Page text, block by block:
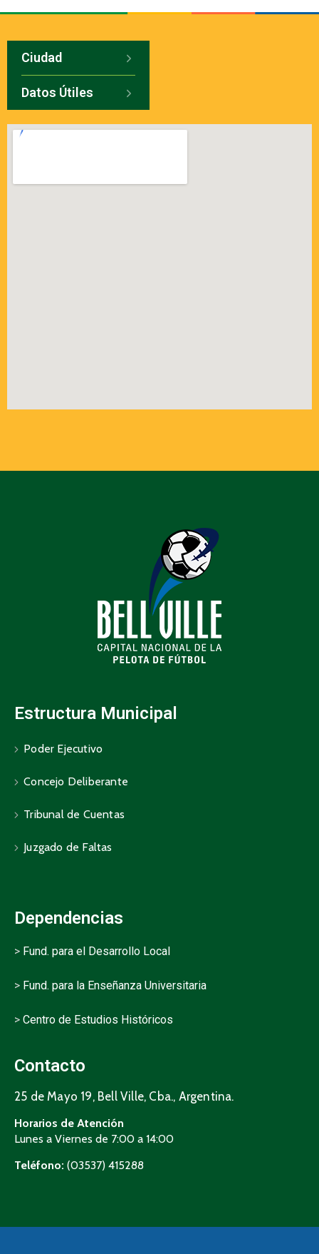
Ciudad
Datos Útiles
Estructura Municipal
Poder Ejecutivo
Concejo Deliberante
Tribunal de Cuentas
Juzgado de Faltas
Dependencias
> Fund. para el Desarrollo Local
> Fund. para la Enseñanza Universitaria
> Centro de Estudios Históricos
Contacto
25 de Mayo 19, Bell Ville, Cba., Argentina.
Horarios de Atención
Lunes a Viernes de 7:00 a 14:00
Teléfono: (03537) 415288